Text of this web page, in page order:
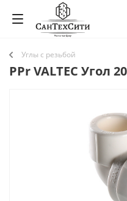
Углы с резьбой
PPr VALTEC Угол